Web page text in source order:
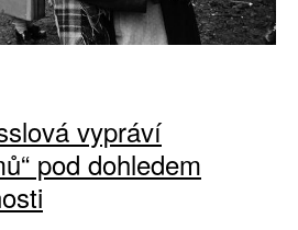
vypráví
pod dohledem